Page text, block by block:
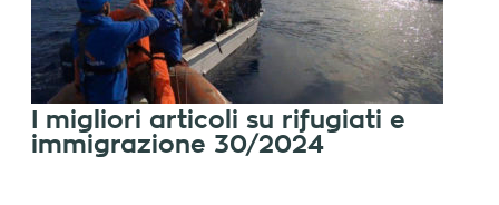
I migliori articoli su rifugiati e
immigrazione 30/2024